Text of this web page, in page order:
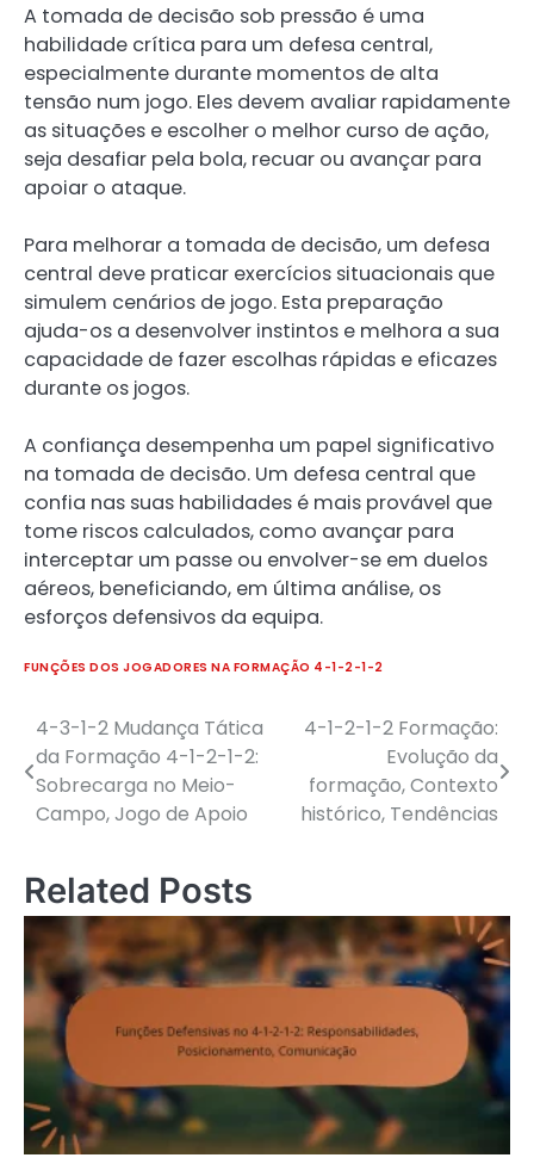
A tomada de decisão sob pressão é uma
habilidade crítica para um defesa central,
especialmente durante momentos de alta
tensão num jogo. Eles devem avaliar rapidamente
as situações e escolher o melhor curso de ação,
seja desafiar pela bola, recuar ou avançar para
apoiar o ataque.
Para melhorar a tomada de decisão, um defesa
central deve praticar exercícios situacionais que
simulem cenários de jogo. Esta preparação
ajuda-os a desenvolver instintos e melhora a sua
capacidade de fazer escolhas rápidas e eficazes
durante os jogos.
A confiança desempenha um papel significativo
na tomada de decisão. Um defesa central que
confia nas suas habilidades é mais provável que
tome riscos calculados, como avançar para
interceptar um passe ou envolver-se em duelos
aéreos, beneficiando, em última análise, os
esforços defensivos da equipa.
FUNÇÕES DOS JOGADORES NA FORMAÇÃO 4-1-2-1-2
Post
navigation
4-3-1-2 Mudança Tática
da Formação 4-1-2-1-2:
Sobrecarga no Meio-
Campo, Jogo de Apoio
4-1-2-1-2 Formação:
Evolução da
formação, Contexto
histórico, Tendências
Related Posts